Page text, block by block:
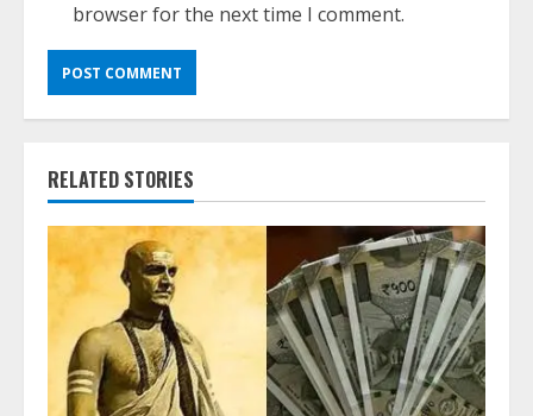
browser for the next time I comment.
RELATED STORIES